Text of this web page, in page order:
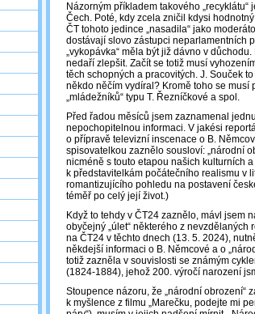
Názorným příkladem takového
Čech. Poté, kdy zcela zničil kdysi
ČT tohoto jedince „nasadila“ jako
dostávají slovo zástupci neparlamentních
„vykopávka“ měla být již dávno v
nedaří zlepšit. Začít se totiž musí
těch schopných a pracovitých. J. Souček
někdo něčím vydíral? Kromě toho se musí
„mládežníků“ typu T. Řezníčkové a spol.
Před řadou měsíců jsem zaznamenal
nepochopitelnou informaci. V jakési
o přípravě televizní inscenace o B.
spisovatelkou zaznělo sousloví: „národní
nicméně s touto etapou našich kulturních
k představitelkám počátečního realismu v
romantizujícího pohledu na postavení
téměř po celý její život.)
Když to tehdy v ČT24 zaznělo, mávl jsem
obyčejný „úlet“ některého z
na ČT24 v těchto dnech (13. 5. 2024),
někdejší informaci o B. Němcové a o
totiž zazněla v souvislosti se známým
(1824-1884), jehož 200. výročí narození
Stoupence názoru, že „národní obrození“
k myšlence z filmu „Marečku, podejte mi